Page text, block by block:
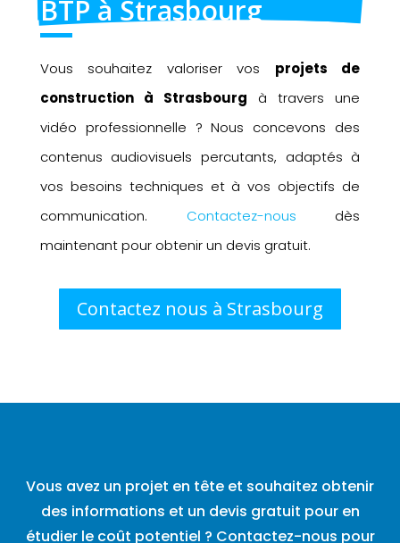
BTP à Strasbourg
Vous souhaitez valoriser vos projets de
construction à Strasbourg à travers une
vidéo professionnelle ? Nous concevons des
contenus audiovisuels percutants, adaptés à
vos besoins techniques et à vos objectifs de
communication. Contactez-nous dès
maintenant pour obtenir un devis gratuit.
Contactez nous à Strasbourg
Vous avez un projet en tête et souhaitez obtenir
des informations et un devis gratuit pour en
étudier le coût potentiel ? Contactez-nous pour